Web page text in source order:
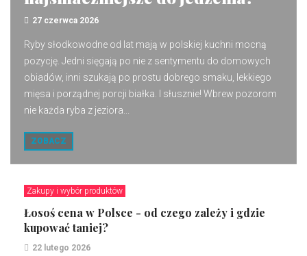
27 czerwca 2026
Ryby słodkowodne od lat mają w polskiej kuchni mocną
pozycję. Jedni sięgają po nie z sentymentu do domowych
obiadów, inni szukają po prostu dobrego smaku, lekkiego
mięsa i porządnej porcji białka. I słusznie! Wbrew pozorom
nie każda ryba z jeziora...
ZOBACZ
Zakupy i wybór produktów
Łosoś cena w Polsce - od czego zależy i gdzie
kupować taniej?
22 lutego 2026